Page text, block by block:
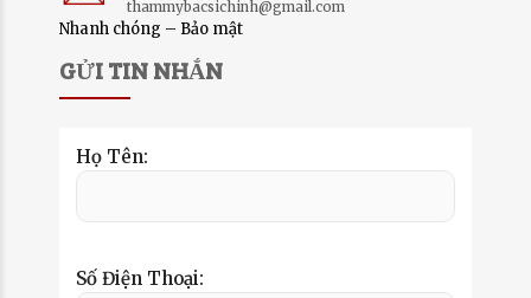
thammybacsichinh@gmail.com
Nhanh chóng – Bảo mật
GỬI TIN NHẮN
Họ Tên:
Số Điện Thoại: